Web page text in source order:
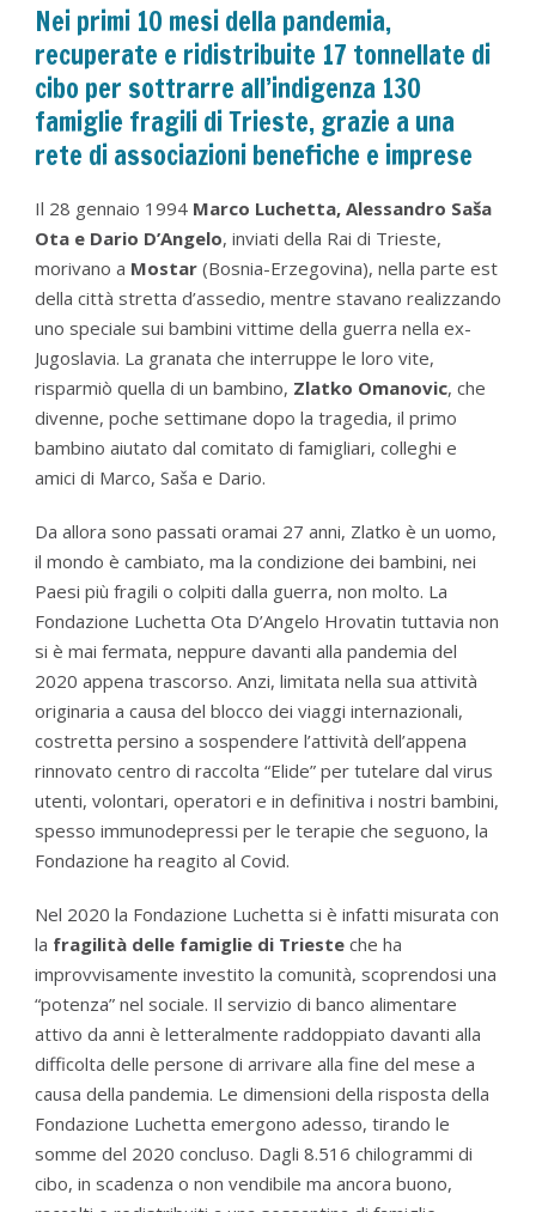
Nei primi 10 mesi della pandemia,
recuperate e ridistribuite 17 tonnellate di
cibo per sottrarre all’indigenza 130
famiglie fragili di Trieste, grazie a una
rete di associazioni benefiche e imprese
Il 28 gennaio 1994 Marco Luchetta, Alessandro Saša
Ota e Dario D’Angelo, inviati della Rai di Trieste,
morivano a Mostar (Bosnia-Erzegovina), nella parte est
della città stretta d’assedio, mentre stavano realizzando
uno speciale sui bambini vittime della guerra nella ex-
Jugoslavia. La granata che interruppe le loro vite,
risparmiò quella di un bambino, Zlatko Omanovic, che
divenne, poche settimane dopo la tragedia, il primo
bambino aiutato dal comitato di famigliari, colleghi e
amici di Marco, Saša e Dario.
Da allora sono passati oramai 27 anni, Zlatko è un uomo,
il mondo è cambiato, ma la condizione dei bambini, nei
Paesi più fragili o colpiti dalla guerra, non molto. La
Fondazione Luchetta Ota D’Angelo Hrovatin tuttavia non
si è mai fermata, neppure davanti alla pandemia del
2020 appena trascorso. Anzi, limitata nella sua attività
originaria a causa del blocco dei viaggi internazionali,
costretta persino a sospendere l’attività dell’appena
rinnovato centro di raccolta “Elide” per tutelare dal virus
utenti, volontari, operatori e in definitiva i nostri bambini,
spesso immunodepressi per le terapie che seguono, la
Fondazione ha reagito al Covid.
Nel 2020 la Fondazione Luchetta si è infatti misurata con
la fragilità delle famiglie di Trieste che ha
improvvisamente investito la comunità, scoprendosi una
“potenza” nel sociale. Il servizio di banco alimentare
attivo da anni è letteralmente raddoppiato davanti alla
difficolta delle persone di arrivare alla fine del mese a
causa della pandemia. Le dimensioni della risposta della
Fondazione Luchetta emergono adesso, tirando le
somme del 2020 concluso. Dagli 8.516 chilogrammi di
cibo, in scadenza o non vendibile ma ancora buono,